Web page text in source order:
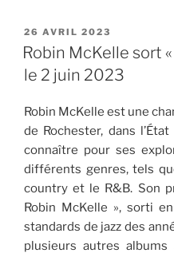
PUBLIÉ
LE
26 AVRIL 2023
Robin McKelle sort
le 2 juin 2023
Robin McKelle est une
de Rochester, dans
connaître pour ses
différents genres, tels
country et le R&B. Son
Robin McKelle », sorti
standards de jazz des
plusieurs autres